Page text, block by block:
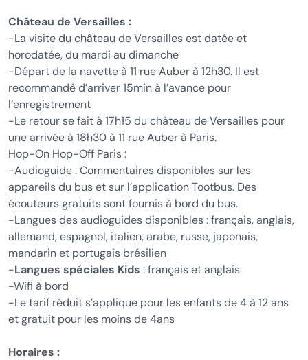
Château de Versailles :
-La visite du château de Versailles est datée et
horodatée, du mardi au dimanche
-Départ de la navette à 11 rue Auber à 12h30. Il est
recommandé d’arriver 15min à l’avance pour
l’enregistrement
-Le retour se fait à 17h15 du château de Versailles pour
une arrivée à 18h30 à 11 rue Auber à Paris.
Hop-On Hop-Off Paris :
-Audioguide : Commentaires disponibles sur les
appareils du bus et sur l’application Tootbus. Des
écouteurs gratuits sont fournis à bord du bus.
-Langues des audioguides disponibles : français, anglais,
allemand, espagnol, italien, arabe, russe, japonais,
mandarin et portugais brésilien
-Langues spéciales Kids : français et anglais
-Wifi à bord
-Le tarif réduit s’applique pour les enfants de 4 à 12 ans
et gratuit pour les moins de 4ans
Horaires :